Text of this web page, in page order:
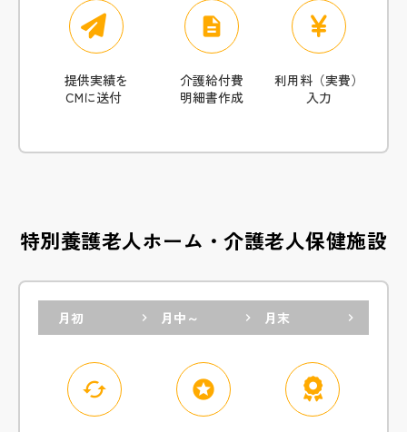
提供実績を
CMに送付
description
介護給付費
明細書作成
利用料（実費）
入力
特別養護老人ホーム・介護老人保健施設
月初 keyboard_arrow_right 月中～ keyboard_arrow_right 月末 keyboard_arrow_right
cached stars